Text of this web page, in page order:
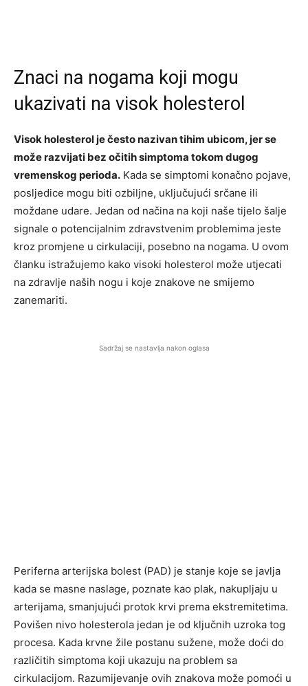
Znaci na nogama koji mogu
ukazivati na visok holesterol
Visok holesterol je često nazivan tihim ubicom, jer se
može razvijati bez očitih simptoma tokom dugog
vremenskog perioda. Kada se simptomi konačno pojave,
posljedice mogu biti ozbiljne, uključujući srčane ili
moždane udare. Jedan od načina na koji naše tijelo šalje
signale o potencijalnim zdravstvenim problemima jeste
kroz promjene u cirkulaciji, posebno na nogama. U ovom
članku istražujemo kako visoki holesterol može utjecati
na zdravlje naših nogu i koje znakove ne smijemo
zanemariti.
Sadržaj se nastavlja nakon oglasa
Periferna arterijska bolest (PAD) je stanje koje se javlja
kada se masne naslage, poznate kao plak, nakupljaju u
arterijama, smanjujući protok krvi prema ekstremitetima.
Povišen nivo holesterola jedan je od ključnih uzroka tog
procesa. Kada krvne žile postanu sužene, može doći do
različitih simptoma koji ukazuju na problem sa
cirkulacijom. Razumijevanje ovih znakova može pomoći u